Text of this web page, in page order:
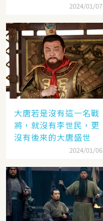
2024/01/07
大唐若是沒有這一名戰
將，就沒有李世民，更
沒有後來的大唐盛世
2024/01/06